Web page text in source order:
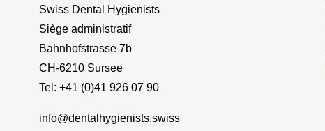
Swiss Dental Hygienists
Siège administratif
Bahnhofstrasse 7b
CH-6210 Sursee
Tel: +41 (0)41 926 07 90
info@dentalhygienists.swiss